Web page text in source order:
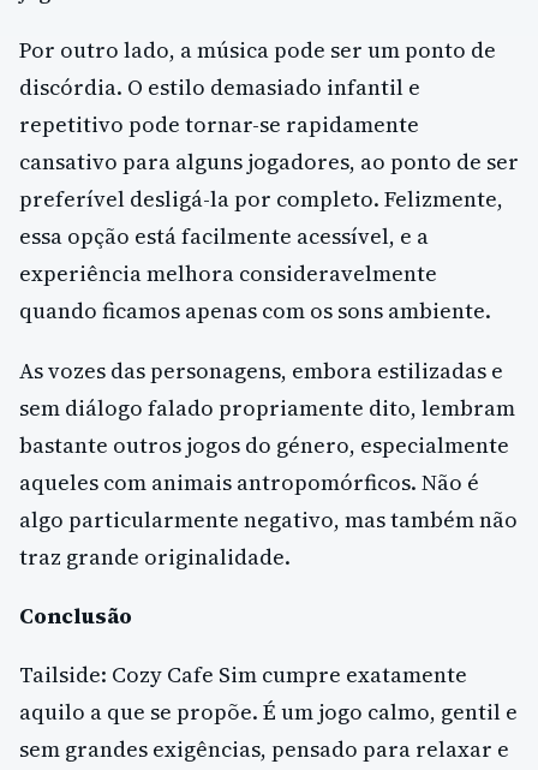
Por outro lado, a música pode ser um ponto de
discórdia. O estilo demasiado infantil e
repetitivo pode tornar-se rapidamente
cansativo para alguns jogadores, ao ponto de ser
preferível desligá-la por completo. Felizmente,
essa opção está facilmente acessível, e a
experiência melhora consideravelmente
quando ficamos apenas com os sons ambiente.
As vozes das personagens, embora estilizadas e
sem diálogo falado propriamente dito, lembram
bastante outros jogos do género, especialmente
aqueles com animais antropomórficos. Não é
algo particularmente negativo, mas também não
traz grande originalidade.
Conclusão
Tailside: Cozy Cafe Sim cumpre exatamente
aquilo a que se propõe. É um jogo calmo, gentil e
sem grandes exigências, pensado para relaxar e